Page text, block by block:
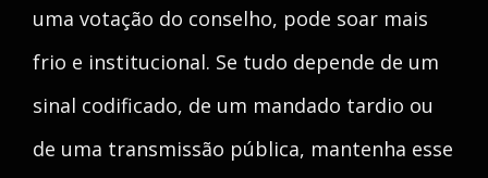
uma votação do conselho, pode soar mais
frio e institucional. Se tudo depende de um
sinal codificado, de um mandado tardio ou
de uma transmissão pública, mantenha esse